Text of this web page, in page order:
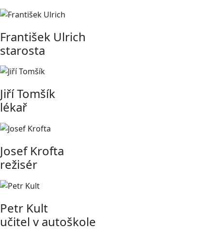
František Ulrich
starosta
Jiří Tomšík
lékař
Josef Krofta
režisér
Petr Kult
učitel v autoškole